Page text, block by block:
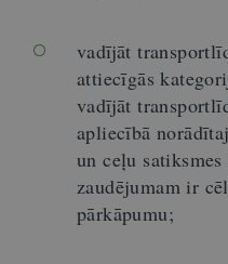
vadījāt
attiecīgās
vadījāt
apliecībā
un ceļu
zaudējumam ir
pārkāpumu;